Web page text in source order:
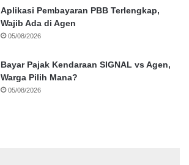
Aplikasi Pembayaran PBB Terlengkap,
Wajib Ada di Agen
05/08/2026
Bayar Pajak Kendaraan SIGNAL vs Agen,
Warga Pilih Mana?
05/08/2026